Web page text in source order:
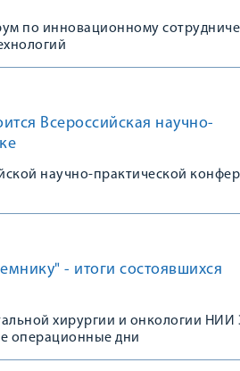
по инновационному
Всероссийская научно-
научно-практической
- итоги состоявшихся
хирургии и онкологии
операционные дни